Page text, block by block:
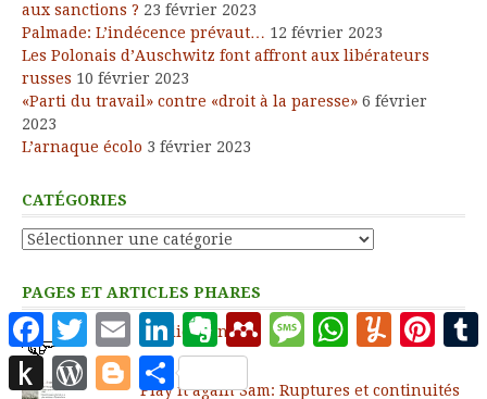
aux sanctions ? 23 février 2023
Palmade: L’indécence prévaut… 12 février 2023
Les Polonais d’Auschwitz font affront aux libérateurs
russes 10 février 2023
«Parti du travail» contre «droit à la paresse» 6 février
2023
L’arnaque écolo 3 février 2023
CATÉGORIES
Catégories
PAGES ET ARTICLES PHARES
Publications
Play it again Sam: Ruptures et continuités
FacebookTwitterEmail LinkedInEvernoteMendeleyMessageWhatsAppYummly
Push
to
WordPress
BloggerPartager